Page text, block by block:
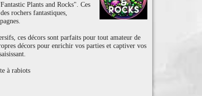
Plants and Rocks". Ces
rochers fantastiques,
ces décors sont parfaits pour tout amateur de
décors pour enrichir vos parties et captiver vos
à rabiots